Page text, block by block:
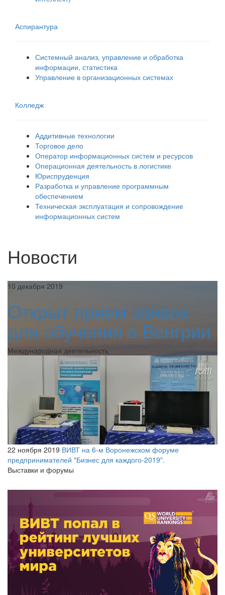
Аспирантура
Системный анализ, управление и обработка
информации, статистика
Управление в организационных системах
Колледж
Аддитивные технологии
Торговое дело
Оператор информационных систем и ресурсов
Операционная деятельность в логистике
Юриспруденция
Разработка и управление программным
обеспечением
Техническая эксплуатация и сопровождение
информационных систем
Новости
10 декабря 2019
Открыт прием заявок
для обучения в Венгрии
Международная деятельность
22 ноября 2019 ВИВТ на 6-м Воронежском форуме
предпринимателей "Бизнес для каждого-2019".
Выставки и форумы